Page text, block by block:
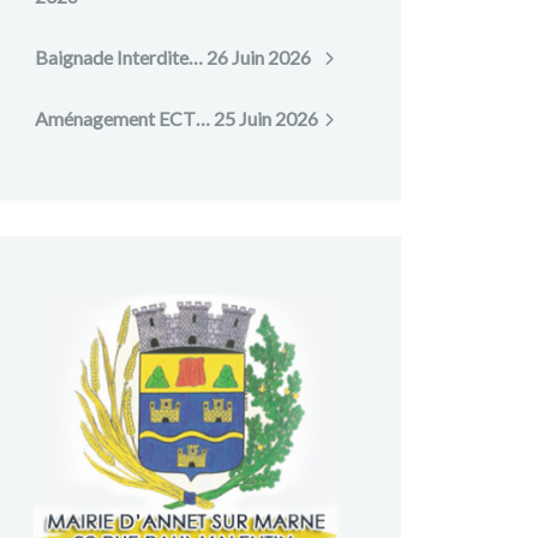
Baignade Interdite… 26 Juin 2026
Aménagement ECT… 25 Juin 2026